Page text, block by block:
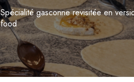
Spécialité gasconne revisitée en
food